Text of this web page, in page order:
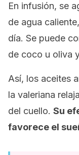
En infusión, se
de agua
día. Se puede
de coco u oliva
Así, los aceites
la valeriana
del cuello. Su
favorece el